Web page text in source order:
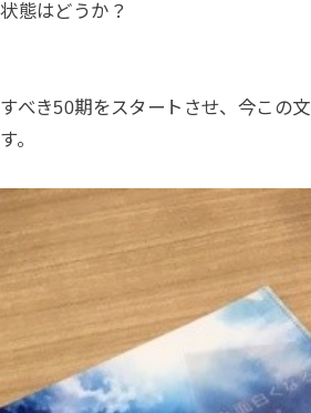
態はどうか？
べき50期をスタートさせ、今この
。